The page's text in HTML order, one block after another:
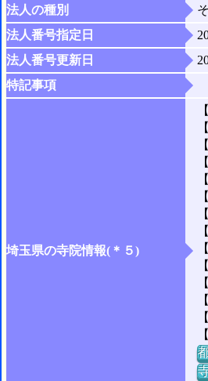
法人の種別
法人番号指定日
法人番号更新日
特記事項
埼玉県の寺院情報(＊５)